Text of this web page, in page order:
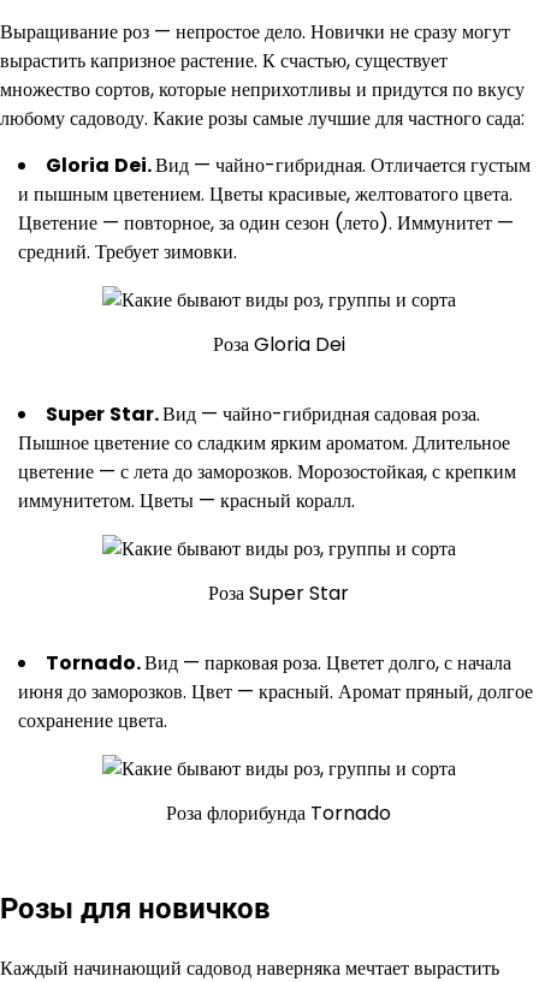
Выращивание роз — непростое дело. Новички не сразу могут
вырастить капризное растение. К счастью, существует
множество сортов, которые неприхотливы и придутся по вкусу
любому садоводу. Какие розы самые лучшие для частного сада:
Gloria Dei.Вид — чайно-гибридная. Отличается густым
и пышным цветением. Цветы красивые, желтоватого цвета.
Цветение — повторное, за один сезон (лето). Иммунитет —
средний. Требует зимовки.
Роза Gloria Dei
Super Star.Вид — чайно-гибридная садовая роза.
Пышное цветение со сладким ярким ароматом. Длительное
цветение — с лета до заморозков. Морозостойкая, с крепким
иммунитетом. Цветы — красный коралл.
Роза Super Star
Tornado.Вид — парковая роза. Цветет долго, с начала
июня до заморозков. Цвет — красный. Аромат пряный, долгое
сохранение цвета.
Роза флорибунда Tornado
Розы для новичков
Каждый начинающий садовод наверняка мечтает вырастить